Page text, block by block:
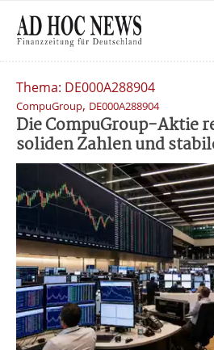
Thema: DE000A288904
CompuGroup, DE000A288904
Die CompuGroup-Aktie
soliden Zahlen und